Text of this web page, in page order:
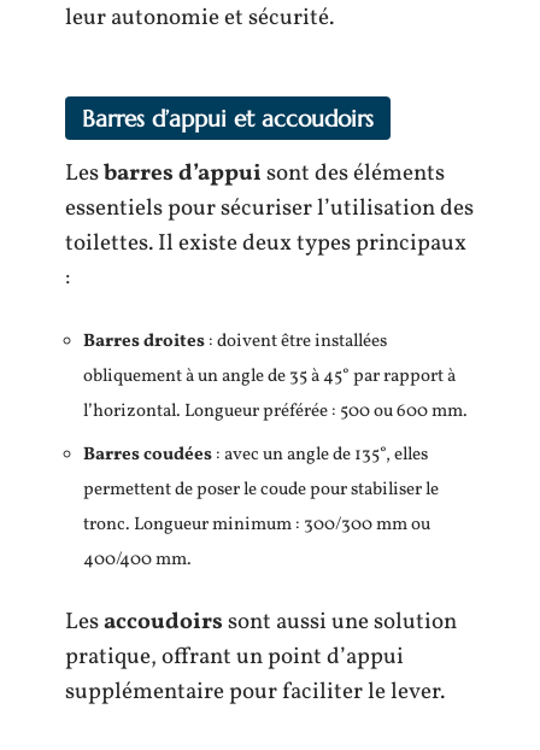
leur autonomie et sécurité.
Barres d’appui et accoudoirs
Lesbarres d’appuisont des éléments
essentiels pour sécuriser l’utilisation des
toilettes. Il existe deux types principaux
:
Barres droites: doivent être installées
obliquement à un angle de 35 à 45° par rapport à
l’horizontal. Longueur préférée : 500 ou 600 mm.
Barres coudées: avec un angle de 135°, elles
permettent de poser le coude pour stabiliser le
tronc. Longueur minimum : 300/300 mm ou
400/400 mm.
Lesaccoudoirssont aussi une solution
pratique, offrant un point d’appui
supplémentaire pour faciliter le lever.